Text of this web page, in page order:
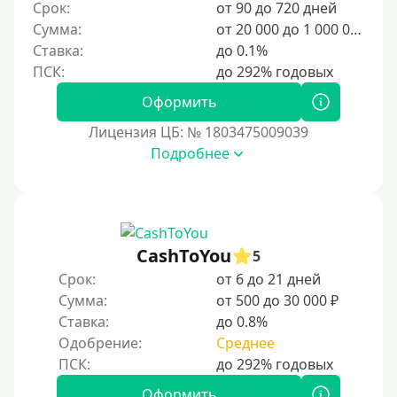
500 руб
1000 руб
1500 руб
2000 руб
7000 руб
8000 руб
9000 руб
10000 руб
Срок:
от 90 до 720 дней
Сумма:
от 20 000 до 1 000 000 ₽
Ставка:
до 0.1%
Оформить
Лицензия ЦБ: № 1803475009039
Подробнее
CashToYou
5
Срок:
от 6 до 21 дней
Сумма:
от 500 до 30 000 ₽
Ставка:
до 0.8%
Одобрение:
Среднее